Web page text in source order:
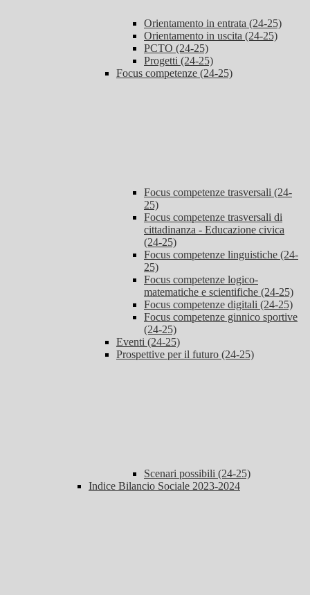
Orientamento in entrata (24-25)
Orientamento in uscita (24-25)
PCTO (24-25)
Progetti (24-25)
Focus competenze (24-25)
Focus competenze trasversali (24-
25)
Focus competenze trasversali di
cittadinanza - Educazione civica
(24-25)
Focus competenze linguistiche (24-
25)
Focus competenze logico-
matematiche e scientifiche (24-25)
Focus competenze digitali (24-25)
Focus competenze ginnico sportive
(24-25)
Eventi (24-25)
Prospettive per il futuro (24-25)
Scenari possibili (24-25)
Indice Bilancio Sociale 2023-2024